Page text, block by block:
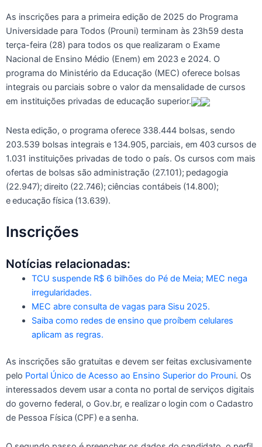
As inscrições para a primeira edição de 2025 do Programa
Universidade para Todos (Prouni) terminam às 23h59 desta
terça-feira (28) para todos os que realizaram o Exame
Nacional de Ensino Médio (Enem) em 2023 e 2024. O
programa do Ministério da Educação (MEC) oferece bolsas
integrais ou parciais sobre o valor da mensalidade de cursos
em instituições privadas de educação superior.
Nesta edição, o programa oferece 338.444 bolsas, sendo
203.539 bolsas integrais e 134.905, parciais, em 403 cursos de
1.031 instituições privadas de todo o país. Os cursos com mais
ofertas de bolsas são administração (27.101); pedagogia
(22.947); direito (22.746); ciências contábeis (14.800);
e educação física (13.639).
Inscrições
Notícias relacionadas:
TCU suspende R$ 6 bilhões do Pé de Meia; MEC nega
irregularidades.
MEC abre consulta de vagas para Sisu 2025.
Saiba como redes de ensino que proíbem celulares
aplicam as regras.
As inscrições são gratuitas e devem ser feitas exclusivamente
pelo Portal Único de Acesso ao Ensino Superior do Prouni. Os
interessados devem usar a conta no portal de serviços digitais
do governo federal, o Gov.br, e realizar o login com o Cadastro
de Pessoa Física (CPF) e a senha.